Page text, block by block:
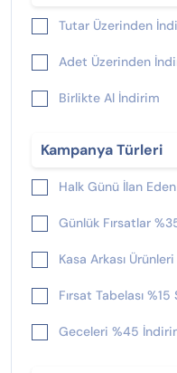
Tutar Üzerinden
Adet Üzerinden
Birlikte Al İndirim
Kampanya Türleri
Halk Günü İlan
Günlük Fırsatlar
Kasa Arkası
Fırsat Tabelası
Geceleri %45